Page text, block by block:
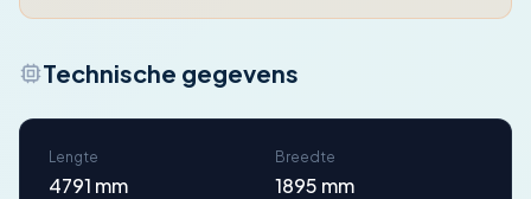
Technische gegevens
Lengte
4791 mm
Breedte
1895 mm